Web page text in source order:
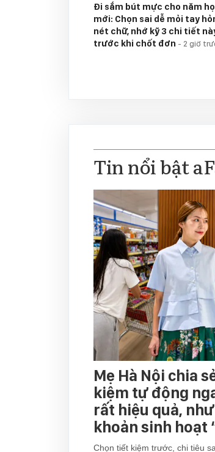
Đi sắm bút mực cho năm
mới: Chọn sai dễ mỏi tay
nét chữ, nhớ kỹ 3 chi tiết
trước khi chốt đơn - 2 giờ
Tin nổi bật
Mẹ Hà Nội chia
kiệm tự động
rất hiệu quả,
khoản sinh hoạt
Chọn tiết kiệm trước, chi tiêu